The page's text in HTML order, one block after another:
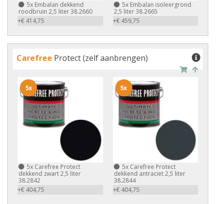
5x Embalan dekkend
roodbruin 2,5 liter 38.2660
+€ 414,75
5xEmbalan isoleergrond
2,5 liter 38.2665
+€ 459,75
Carefree Protect (zelf aanbrengen)
5x Carefree Protect
dekkend zwart 2,5 liter
38.2842
+€ 404,75
5x
5xCarefree Protect
dekkend antraciet 2,5 liter
38.2844
+€ 404,75
5x